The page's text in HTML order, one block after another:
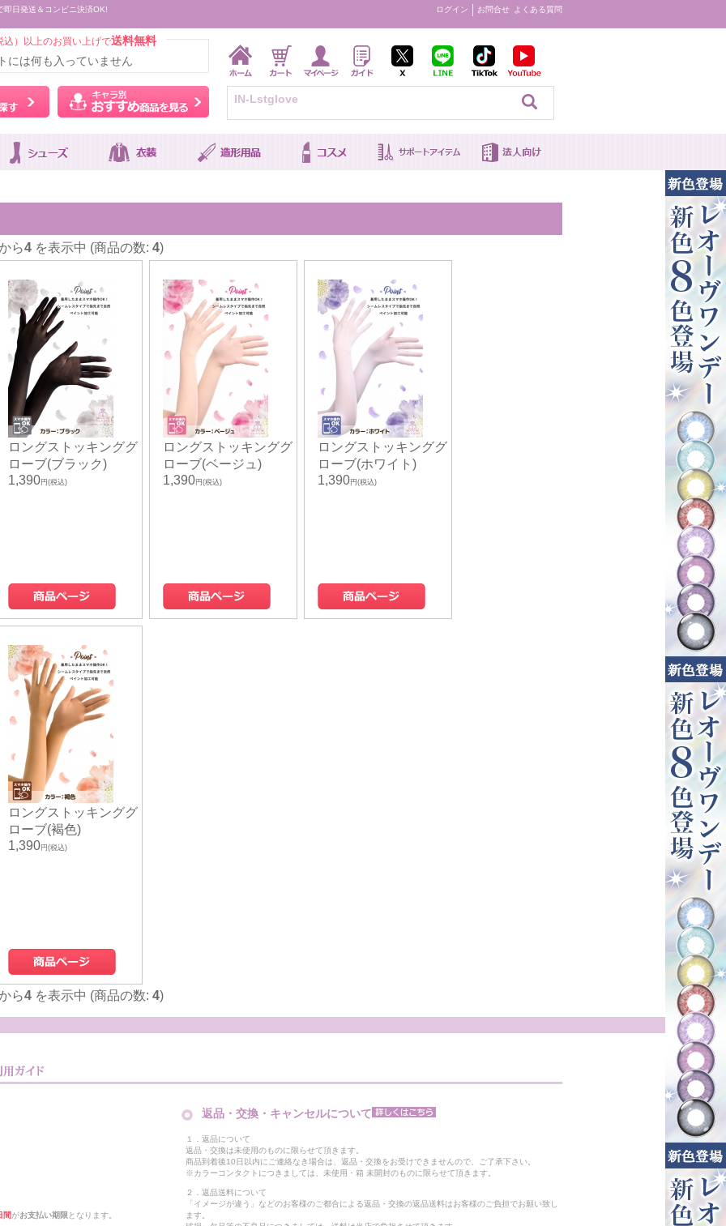
日発送＆コンビニ決済OK! ログイン お問合せ よくある質問
込）以上のお買い上げで送料無料
には何も入っていません
ウィッグをカラーから探す キャラ別おすすめ商品を見る
ら4 を表示中 (商品の数: 4)
ロングストッキンググ
ローブ(ブラック)
1,390円(税込)
ロングストッキンググ
ローブ(ベージュ)
1,390円(税込)
ロングストッキンググ
ローブ(ホワイト)
1,390円(税込)
ロングストッキンググ
ローブ(褐色)
1,390円(税込)
ら4 を表示中 (商品の数: 4)
間がお支払い期限 となります。
返品・交換・キャンセルについて
１．返品について
返品・交換は未使用のものに限らせて頂きます。
商品到着後10日以内にご連絡なき場合は、返品・交換をお受けできませんので、ご了承下さい。
※カラーコンタクトにつきましては、未使用・箱 未開封のものに限らせて頂きます。
２．返品送料について
「イメージが違う」などのお客様のご都合による返品・交換の返品送料はお客様のご負担でお願い致し
ます。